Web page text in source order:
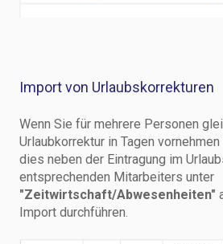
Import von Urlaubskorrekturen
Wenn Sie für mehrere Personen
Urlaubkorrektur in Tagen
dies neben der Eintragung im
entsprechenden Mitarbeiters unter
"Zeitwirtschaft/Abwesenheiten"
Import durchführen.